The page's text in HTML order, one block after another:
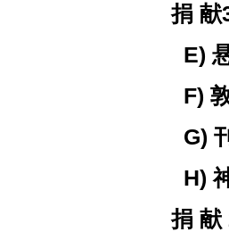
捐 献
E)
F)
G)
H)
捐 献